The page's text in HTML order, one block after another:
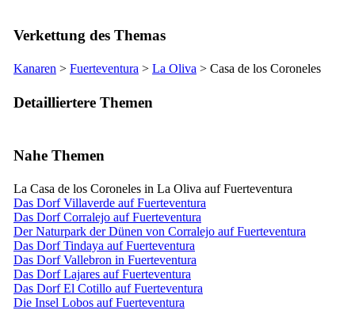
Verkettung des Themas
Kanaren > Fuerteventura > La Oliva > Casa de los Coroneles
Detailliertere Themen
Nahe Themen
La Casa de los Coroneles in La Oliva auf Fuerteventura
Das Dorf Villaverde auf Fuerteventura
Das Dorf Corralejo auf Fuerteventura
Der Naturpark der Dünen von Corralejo auf Fuerteventura
Das Dorf Tindaya auf Fuerteventura
Das Dorf Vallebron in Fuerteventura
Das Dorf Lajares auf Fuerteventura
Das Dorf El Cotillo auf Fuerteventura
Die Insel Lobos auf Fuerteventura